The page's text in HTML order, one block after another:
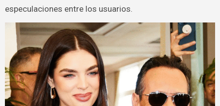
especulaciones entre los usuarios.